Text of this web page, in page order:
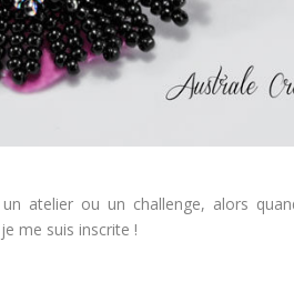
atelier ou un challenge, alors
me suis inscrite !